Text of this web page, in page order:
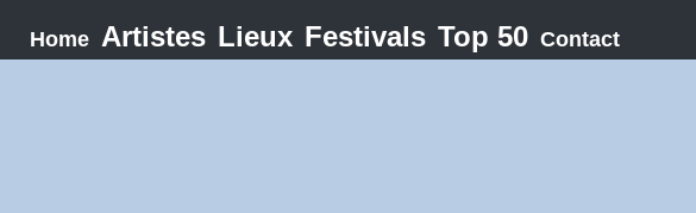
Home Artistes Lieux Festivals Top 50 Contact